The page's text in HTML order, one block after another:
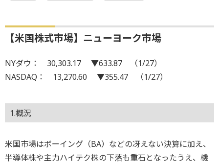
【米国株式市場】ニューヨーク市場
NYダウ： 30,303.17 ▼633.87 （1/27）
NASDAQ： 13,270.60 ▼355.47 （1/27）
1.概況
米国市場はボーイング（BA）などの冴えない決算に加え、
半導体株や主力ハイテク株の下落も重石となったうえ、機